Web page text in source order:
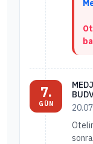
7.
GÜN